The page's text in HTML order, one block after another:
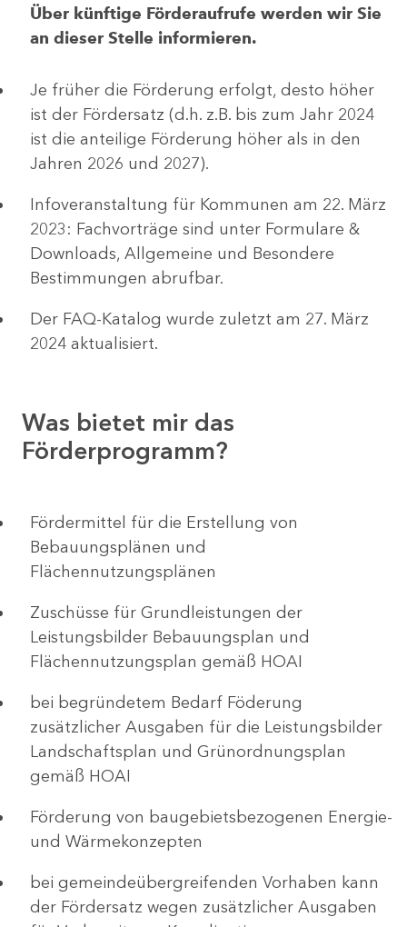
Über künftige Förderaufrufe werden wir Sie
an dieser Stelle informieren.
Je früher die Förderung erfolgt, desto höher
ist der Fördersatz (d.h. z.B. bis zum Jahr 2024
ist die anteilige Förderung höher als in den
Jahren 2026 und 2027).
Infoveranstaltung für Kommunen am 22. März
2023: Fachvorträge sind unter Formulare &
Downloads, Allgemeine und Besondere
Bestimmungen abrufbar.
Der FAQ-Katalog wurde zuletzt am 27. März
2024 aktualisiert.
Was bietet mir das
Förderprogramm?
Fördermittel für die Erstellung von
Bebauungsplänen und
Flächennutzungsplänen
Zuschüsse für Grundleistungen der
Leistungsbilder Bebauungsplan und
Flächennutzungsplan gemäß HOAI
bei begründetem Bedarf Föderung
zusätzlicher Ausgaben für die Leistungsbilder
Landschaftsplan und Grünordnungsplan
gemäß HOAI
Förderung von baugebietsbezogenen Energie-
und Wärmekonzepten
bei gemeindeübergreifenden Vorhaben kann
der Fördersatz wegen zusätzlicher Ausgaben